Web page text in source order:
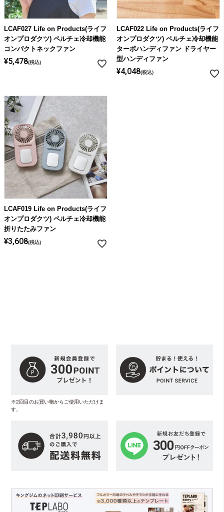
LCAF027 Life on Products(ライフ
オンプロダクツ) ペルチェ冷却機能
コンパクトネックファン
¥5,478 税込
LCAF022 Life on Products(ライフ
オンプロダクツ) ペルチェ冷却機能
ターボハンディファン ドライヤー
型ハンディファン
¥4,048 税込
LCAF019 Life on Products(ライフ
オンプロダクツ) ペルチェ冷却機能
折りたたみファン
¥3,608 税込
※2回目のお買い物からご使用いただけま
す。